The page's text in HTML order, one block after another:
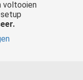
voltooien